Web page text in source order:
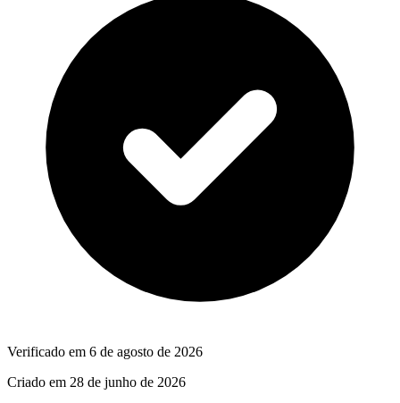
Verificado em 6 de agosto de 2026
Criado em 28 de junho de 2026